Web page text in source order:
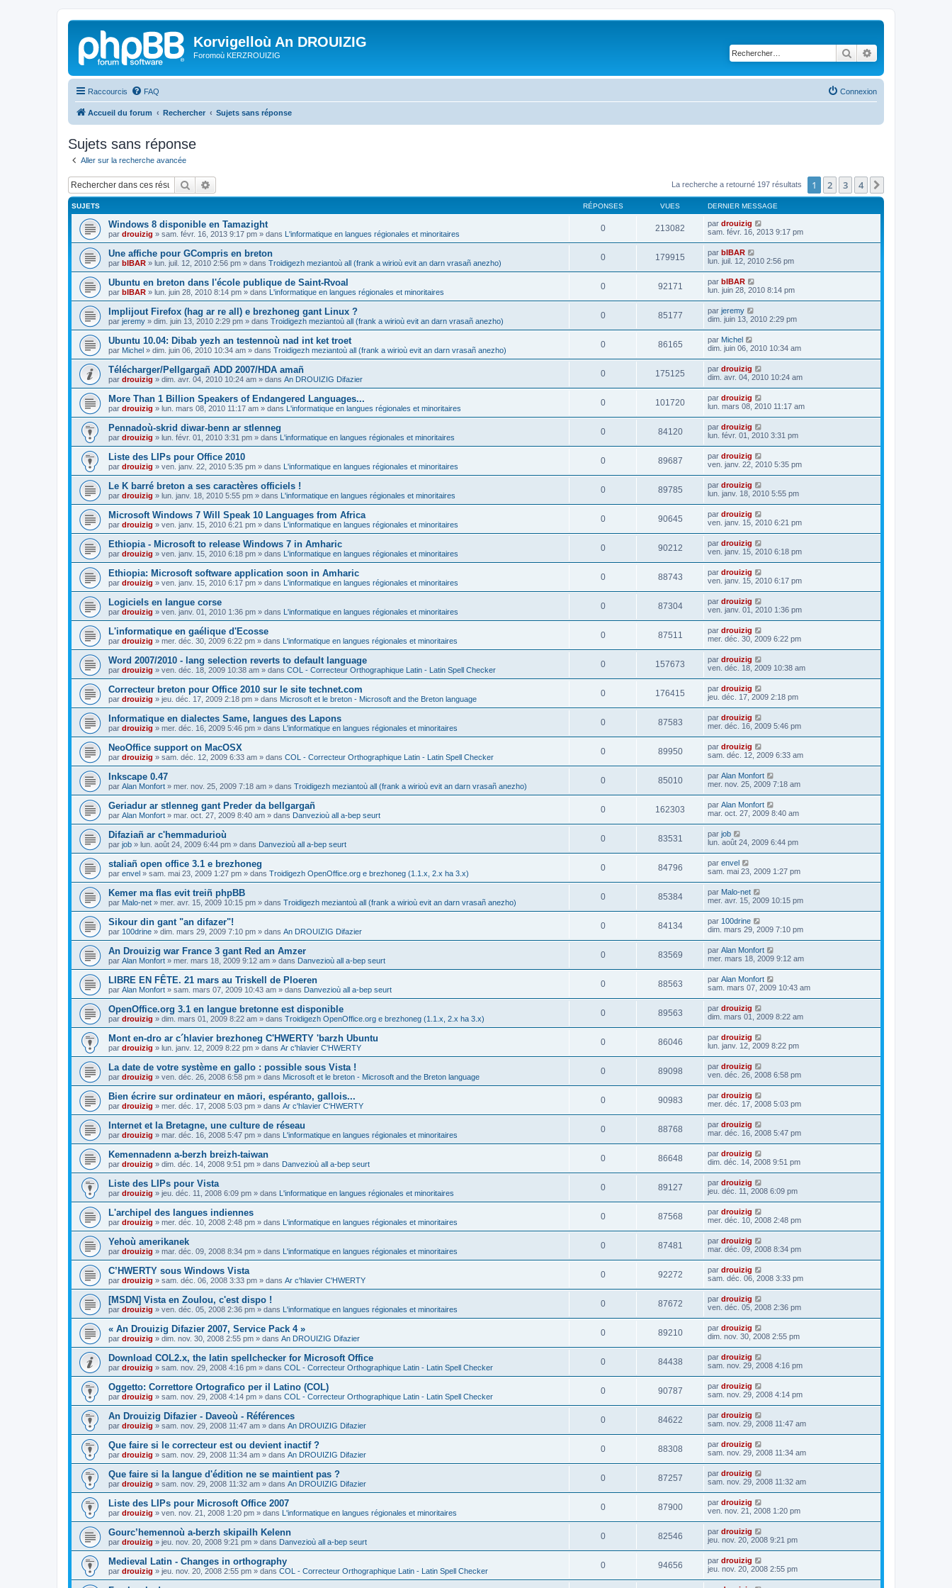
Korvigelloù An DROUIZIG
Foromoù KERZROUIZIG Rechercher
Raccourcis FAQ Connexion
Accueil du forum Rechercher Sujets sans réponse
Sujets sans réponse
Aller sur la recherche avancée
Rechercher La recherche a retourné 197 résultats 1 2 3 4
SUJETS RÉPONSES VUES DERNIER MESSAGE
Windows 8 disponible en Tamazight
par drouizig » sam. févr. 16, 2013 9:17 pm » dans L'informatique en langues régionales et minoritaires
0 213082 par drouizig
sam. févr. 16, 2013 9:17 pm
Une affiche pour GCompris en breton
par bIBAR » lun. juil. 12, 2010 2:56 pm » dans Troidigezh meziantoù all (frank a wirioù evit an darn vrasañ anezho)
0 179915 par bIBAR
lun. juil. 12, 2010 2:56 pm
Ubuntu en breton dans l'école publique de Saint-Rvoal
par bIBAR » lun. juin 28, 2010 8:14 pm » dans L'informatique en langues régionales et minoritaires
0 92171 par bIBAR
lun. juin 28, 2010 8:14 pm
Implijout Firefox (hag ar re all) e brezhoneg gant Linux ?
par jeremy » dim. juin 13, 2010 2:29 pm » dans Troidigezh meziantoù all (frank a wirioù evit an darn vrasañ anezho)
0 85177 par jeremy
dim. juin 13, 2010 2:29 pm
Ubuntu 10.04: Dibab yezh an testennoù nad int ket troet
par Michel » dim. juin 06, 2010 10:34 am » dans Troidigezh meziantoù all (frank a wirioù evit an darn vrasañ anezho)
0 86165 par Michel
dim. juin 06, 2010 10:34 am
Télécharger/Pellgargañ ADD 2007/HDA amañ
par drouizig » dim. avr. 04, 2010 10:24 am » dans An DROUIZIG Difazier
0 175125 par drouizig
dim. avr. 04, 2010 10:24 am
More Than 1 Billion Speakers of Endangered Languages...
par drouizig » lun. mars 08, 2010 11:17 am » dans L'informatique en langues régionales et minoritaires
0 101720 par drouizig
lun. mars 08, 2010 11:17 am
Pennadoù-skrid diwar-benn ar stlenneg
par drouizig » lun. févr. 01, 2010 3:31 pm » dans L'informatique en langues régionales et minoritaires
0 84120 par drouizig
lun. févr. 01, 2010 3:31 pm
Liste des LIPs pour Office 2010
par drouizig » ven. janv. 22, 2010 5:35 pm » dans L'informatique en langues régionales et minoritaires
0 89687 par drouizig
ven. janv. 22, 2010 5:35 pm
Le K barré breton a ses caractères officiels !
par drouizig » lun. janv. 18, 2010 5:55 pm » dans L'informatique en langues régionales et minoritaires
0 89785 par drouizig
lun. janv. 18, 2010 5:55 pm
Microsoft Windows 7 Will Speak 10 Languages from Africa
par drouizig » ven. janv. 15, 2010 6:21 pm » dans L'informatique en langues régionales et minoritaires
0 90645 par drouizig
ven. janv. 15, 2010 6:21 pm
Ethiopia - Microsoft to release Windows 7 in Amharic
par drouizig » ven. janv. 15, 2010 6:18 pm » dans L'informatique en langues régionales et minoritaires
0 90212 par drouizig
ven. janv. 15, 2010 6:18 pm
Ethiopia: Microsoft software application soon in Amharic
par drouizig » ven. janv. 15, 2010 6:17 pm » dans L'informatique en langues régionales et minoritaires
0 88743 par drouizig
ven. janv. 15, 2010 6:17 pm
Logiciels en langue corse
par drouizig » ven. janv. 01, 2010 1:36 pm » dans L'informatique en langues régionales et minoritaires
0 87304 par drouizig
ven. janv. 01, 2010 1:36 pm
L'informatique en gaélique d'Ecosse
par drouizig » mer. déc. 30, 2009 6:22 pm » dans L'informatique en langues régionales et minoritaires
0 87511 par drouizig
mer. déc. 30, 2009 6:22 pm
Word 2007/2010 - lang selection reverts to default language
par drouizig » ven. déc. 18, 2009 10:38 am » dans COL - Correcteur Orthographique Latin - Latin Spell Checker
0 157673 par drouizig
ven. déc. 18, 2009 10:38 am
Correcteur breton pour Office 2010 sur le site technet.com
par drouizig » jeu. déc. 17, 2009 2:18 pm » dans Microsoft et le breton - Microsoft and the Breton language
0 176415 par drouizig
jeu. déc. 17, 2009 2:18 pm
Informatique en dialectes Same, langues des Lapons
par drouizig » mer. déc. 16, 2009 5:46 pm » dans L'informatique en langues régionales et minoritaires
0 87583 par drouizig
mer. déc. 16, 2009 5:46 pm
NeoOffice support on MacOSX
par drouizig » sam. déc. 12, 2009 6:33 am » dans COL - Correcteur Orthographique Latin - Latin Spell Checker
0 89950 par drouizig
sam. déc. 12, 2009 6:33 am
Inkscape 0.47
par Alan Monfort » mer. nov. 25, 2009 7:18 am » dans Troidigezh meziantoù all (frank a wirioù evit an darn vrasañ anezho)
0 85010 par Alan Monfort
mer. nov. 25, 2009 7:18 am
Geriadur ar stlenneg gant Preder da bellgargañ
par Alan Monfort » mar. oct. 27, 2009 8:40 am » dans Danvezioù all a-bep seurt
0 162303 par Alan Monfort
mar. oct. 27, 2009 8:40 am
Difaziañ ar c'hemmadurioù
par job » lun. août 24, 2009 6:44 pm » dans Danvezioù all a-bep seurt
0 83531 par job
lun. août 24, 2009 6:44 pm
staliañ open office 3.1 e brezhoneg
par envel » sam. mai 23, 2009 1:27 pm » dans Troidigezh OpenOffice.org e brezhoneg (1.1.x, 2.x ha 3.x)
0 84796 par envel
sam. mai 23, 2009 1:27 pm
Kemer ma flas evit treiñ phpBB
par Malo-net » mer. avr. 15, 2009 10:15 pm » dans Troidigezh meziantoù all (frank a wirioù evit an darn vrasañ anezho)
0 85384 par Malo-net
mer. avr. 15, 2009 10:15 pm
Sikour din gant "an difazer"!
par 100drine » dim. mars 29, 2009 7:10 pm » dans An DROUIZIG Difazier
0 84134 par 100drine
dim. mars 29, 2009 7:10 pm
An Drouizig war France 3 gant Red an Amzer
par Alan Monfort » mer. mars 18, 2009 9:12 am » dans Danvezioù all a-bep seurt
0 83569 par Alan Monfort
mer. mars 18, 2009 9:12 am
LIBRE EN FÊTE. 21 mars au Triskell de Ploeren
par Alan Monfort » sam. mars 07, 2009 10:43 am » dans Danvezioù all a-bep seurt
0 88563 par Alan Monfort
sam. mars 07, 2009 10:43 am
OpenOffice.org 3.1 en langue bretonne est disponible
par drouizig » dim. mars 01, 2009 8:22 am » dans Troidigezh OpenOffice.org e brezhoneg (1.1.x, 2.x ha 3.x)
0 89563 par drouizig
dim. mars 01, 2009 8:22 am
Mont en-dro ar c´hlavier brezhoneg C'HWERTY 'barzh Ubuntu
par drouizig » lun. janv. 12, 2009 8:22 pm » dans Ar c'hlavier C'HWERTY
0 86046 par drouizig
lun. janv. 12, 2009 8:22 pm
La date de votre système en gallo : possible sous Vista !
par drouizig » ven. déc. 26, 2008 6:58 pm » dans Microsoft et le breton - Microsoft and the Breton language
0 89098 par drouizig
ven. déc. 26, 2008 6:58 pm
Bien écrire sur ordinateur en māori, espéranto, gallois...
par drouizig » mer. déc. 17, 2008 5:03 pm » dans Ar c'hlavier C'HWERTY
0 90983 par drouizig
mer. déc. 17, 2008 5:03 pm
Internet et la Bretagne, une culture de réseau
par drouizig » mar. déc. 16, 2008 5:47 pm » dans L'informatique en langues régionales et minoritaires
0 88768 par drouizig
mar. déc. 16, 2008 5:47 pm
Kemennadenn a-berzh breizh-taiwan
par drouizig » dim. déc. 14, 2008 9:51 pm » dans Danvezioù all a-bep seurt
0 86648 par drouizig
dim. déc. 14, 2008 9:51 pm
Liste des LIPs pour Vista
par drouizig » jeu. déc. 11, 2008 6:09 pm » dans L'informatique en langues régionales et minoritaires
0 89127 par drouizig
jeu. déc. 11, 2008 6:09 pm
L'archipel des langues indiennes
par drouizig » mer. déc. 10, 2008 2:48 pm » dans L'informatique en langues régionales et minoritaires
0 87568 par drouizig
mer. déc. 10, 2008 2:48 pm
Yehoù amerikanek
par drouizig » mar. déc. 09, 2008 8:34 pm » dans L'informatique en langues régionales et minoritaires
0 87481 par drouizig
mar. déc. 09, 2008 8:34 pm
C’HWERTY sous Windows Vista
par drouizig » sam. déc. 06, 2008 3:33 pm » dans Ar c'hlavier C'HWERTY
0 92272 par drouizig
sam. déc. 06, 2008 3:33 pm
[MSDN] Vista en Zoulou, c'est dispo !
par drouizig » ven. déc. 05, 2008 2:36 pm » dans L'informatique en langues régionales et minoritaires
0 87672 par drouizig
ven. déc. 05, 2008 2:36 pm
« An Drouizig Difazier 2007, Service Pack 4 »
par drouizig » dim. nov. 30, 2008 2:55 pm » dans An DROUIZIG Difazier
0 89210 par drouizig
dim. nov. 30, 2008 2:55 pm
Download COL2.x, the latin spellchecker for Microsoft Office
par drouizig » sam. nov. 29, 2008 4:16 pm » dans COL - Correcteur Orthographique Latin - Latin Spell Checker
0 84438 par drouizig
sam. nov. 29, 2008 4:16 pm
Oggetto: Correttore Ortografico per il Latino (COL)
par drouizig » sam. nov. 29, 2008 4:14 pm » dans COL - Correcteur Orthographique Latin - Latin Spell Checker
0 90787 par drouizig
sam. nov. 29, 2008 4:14 pm
An Drouizig Difazier - Daveoù - Références
par drouizig » sam. nov. 29, 2008 11:47 am » dans An DROUIZIG Difazier
0 84622 par drouizig
sam. nov. 29, 2008 11:47 am
Que faire si le correcteur est ou devient inactif ?
par drouizig » sam. nov. 29, 2008 11:34 am » dans An DROUIZIG Difazier
0 88308 par drouizig
sam. nov. 29, 2008 11:34 am
Que faire si la langue d'édition ne se maintient pas ?
par drouizig » sam. nov. 29, 2008 11:32 am » dans An DROUIZIG Difazier
0 87257 par drouizig
sam. nov. 29, 2008 11:32 am
Liste des LIPs pour Microsoft Office 2007
par drouizig » ven. nov. 21, 2008 1:20 pm » dans L'informatique en langues régionales et minoritaires
0 87900 par drouizig
ven. nov. 21, 2008 1:20 pm
Gourc’hemennoù a-berzh skipailh Kelenn
par drouizig » jeu. nov. 20, 2008 9:21 pm » dans Danvezioù all a-bep seurt
0 82546 par drouizig
jeu. nov. 20, 2008 9:21 pm
Medieval Latin - Changes in orthography
par drouizig » jeu. nov. 20, 2008 2:55 pm » dans COL - Correcteur Orthographique Latin - Latin Spell Checker
0 94656 par drouizig
jeu. nov. 20, 2008 2:55 pm